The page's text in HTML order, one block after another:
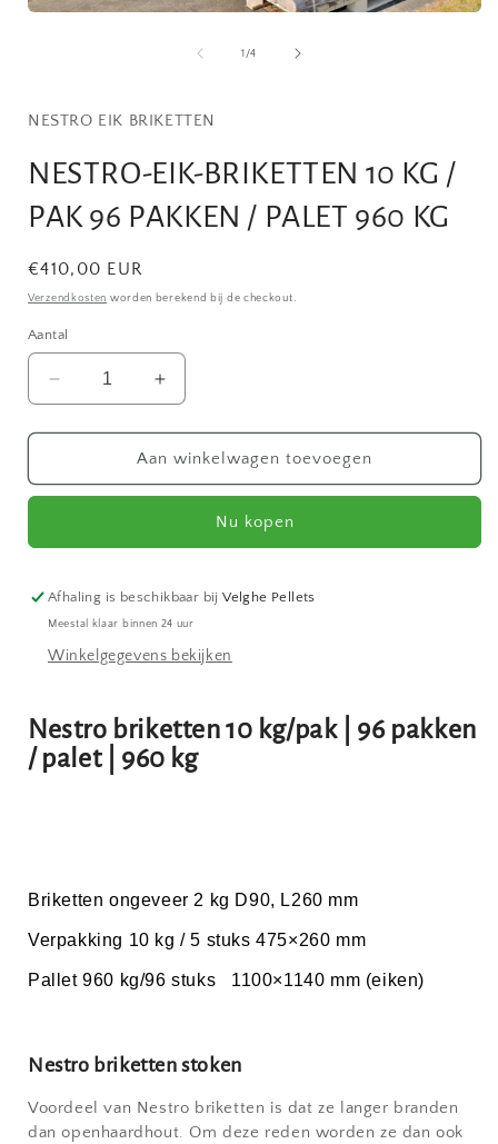
1 /van
4
NESTRO EIK BRIKETTEN
NESTRO-EIK-BRIKETTEN 10 KG /
PAK 96 PAKKEN / PALET 960 KG
Normale
prijs
€410,00 EUR
Verzendkosten worden berekend bij de checkout.
Aantal
Aantal
verlagen
voor
NESTRO-
EIK-
KG
PAK
96
PAKKEN
/
960
KG
Aantal
verhogen
voor
NESTRO-
EIK-
KG
PAK
96
PAKKEN
/
960
KG
Aan winkelwagen toevoegen
Nu kopen
Afhaling is beschikbaar bijVelghe Pellets
Meestal klaar binnen 24 uur
Winkelgegevens bekijken
Nestro briketten 10 kg/pak | 96 pakken
/ palet | 960 kg
Briketten ongeveer 2 kg D90, L260 mm
Verpakking 10 kg / 5 stuks 475×260 mm
Pallet 960 kg/96 stuks 1100×1140 mm (eiken)
Nestro briketten stoken
Voordeel van Nestro briketten is dat ze langer branden
dan openhaardhout. Om deze reden worden ze dan ook